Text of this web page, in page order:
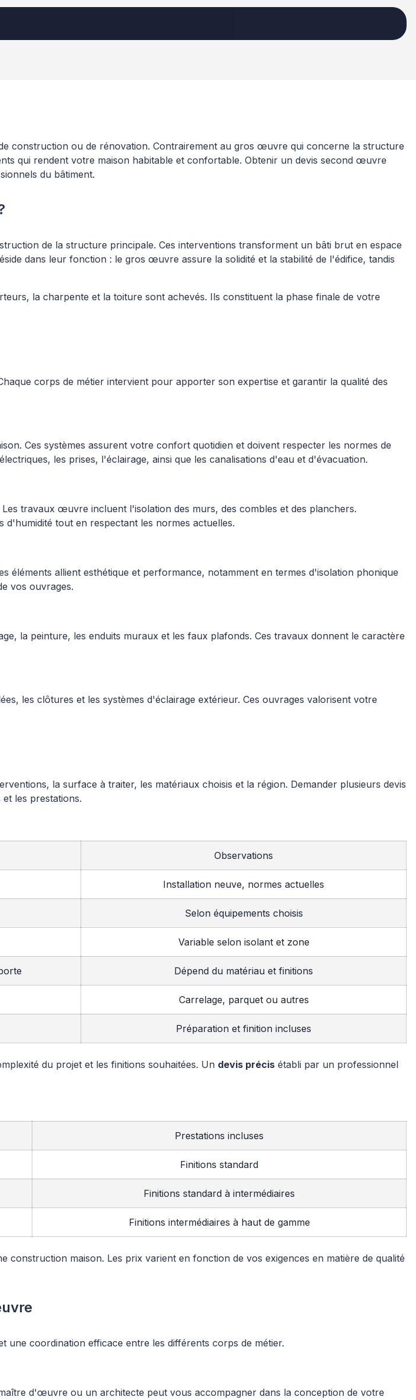
construction ou de rénovation. Contrairement au gros œuvre qui concerne la structure
qui rendent votre maison habitable et confortable. Obtenir un devis second œuvre
du bâtiment.
de la structure principale. Ces interventions transforment un bâti brut en espace
dans leur fonction : le gros œuvre assure la solidité et la stabilité de l'édifice, tandis
la charpente et la toiture sont achevés. Ils constituent la phase finale de votre
corps de métier intervient pour apporter son expertise et garantir la qualité des
Ces systèmes assurent votre confort quotidien et doivent respecter les normes de
les prises, l'éclairage, ainsi que les canalisations d'eau et d'évacuation.
travaux œuvre incluent l'isolation des murs, des combles et des planchers.
tout en respectant les normes actuelles.
éléments allient esthétique et performance, notamment en termes d'isolation phonique
vos ouvrages.
la peinture, les enduits muraux et les faux plafonds. Ces travaux donnent le caractère
les clôtures et les systèmes d'éclairage extérieur. Ces ouvrages valorisent votre
la surface à traiter, les matériaux choisis et la région. Demander plusieurs devis
les prestations.
Observations
Installation neuve, normes actuelles
Selon équipements choisis
Variable selon isolant et zone
Dépend du matériau et finitions
Carrelage, parquet ou autres
Préparation et finition incluses
du projet et les finitions souhaitées. Un devis précis établi par un professionnel
Prestations incluses
Finitions standard
Finitions standard à intermédiaires
Finitions intermédiaires à haut de gamme
construction maison. Les prix varient en fonction de vos exigences en matière de qualité
coordination efficace entre les différents corps de métier.
d'œuvre ou un architecte peut vous accompagner dans la conception de votre